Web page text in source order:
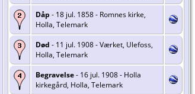
Dåp - 18 jul. 1858 - Romnes kirke,
Holla, Telemark
Død - 11 jul. 1908 - Værket, Ulefoss,
Holla, Telemark
Begravelse- 16 jul. 1908 - Holla
kirkegård, Holla, Telemark